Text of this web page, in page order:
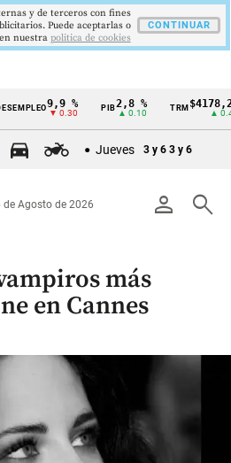
9,9 %
▼ 0.30
PIB 2,8 %
▲ 0.10
TRM $4178,23
▲ 0.42
IPC
Jueves 3 y 6 3 y 6
person search
de Agosto de 2026
más
en Cannes
y de terceros con fines
Puede aceptarlas o
nuestra politica de cookies
CONTINUAR